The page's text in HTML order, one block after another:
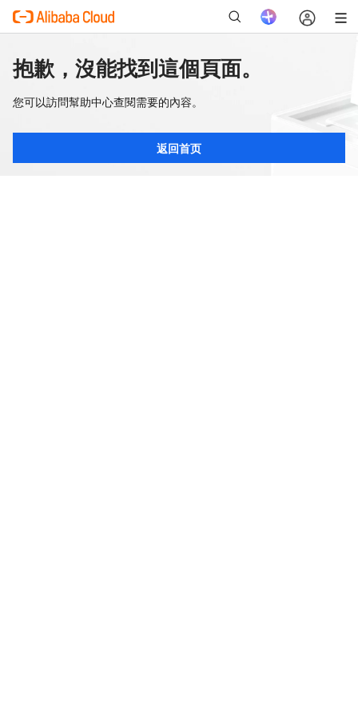
抱歉，沒能找到這個頁面。
您可以訪問幫助中心查閱需要的內容。
返回首页